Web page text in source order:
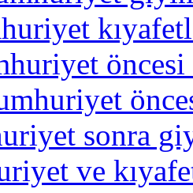
öncesi
sonra
ve